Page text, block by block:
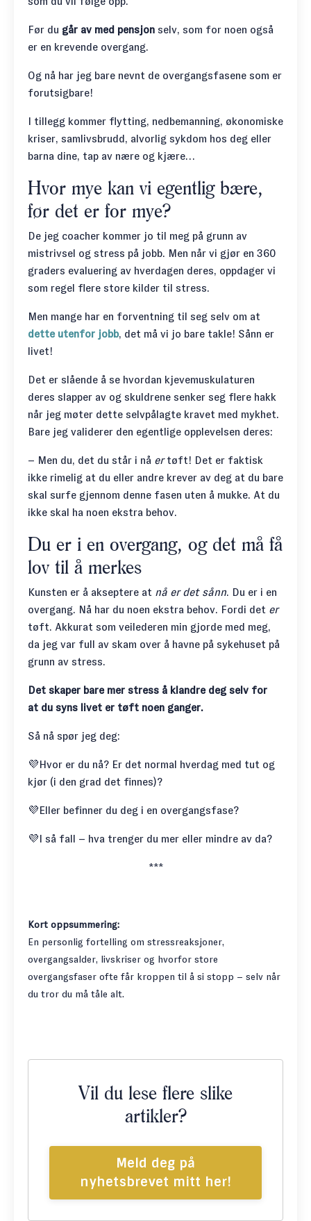
Før du går av med pensjon selv, som for noen også
er en krevende overgang.
Og nå har jeg bare nevnt de overgangsfasene som er
forutsigbare!
I tillegg kommer flytting, nedbemanning, økonomiske
kriser, samlivsbrudd, alvorlig sykdom hos deg eller
barna dine, tap av nære og kjære…
Hvor mye kan vi egentlig bære,
før det er for mye?
De jeg coacher kommer jo til meg på grunn av
mistrivsel og stress på jobb. Men når vi gjør en 360
graders evaluering av hverdagen deres, oppdager vi
som regel flere store kilder til stress.
Men mange har en forventning til seg selv om at
dette utenfor jobb, det må vi jo bare takle! Sånn er
livet!
Det er slående å se hvordan kjevemuskulaturen
deres slapper av og skuldrene senker seg flere hakk
når jeg møter dette selvpålagte kravet med mykhet.
Bare jeg validerer den egentlige opplevelsen deres:
– Men du, det du står i nå ertøft! Det er faktisk
ikke rimelig at du eller andre krever av deg at du bare
skal surfe gjennom denne fasen uten å mukke. At du
ikke skal ha noen ekstra behov.
Du er i en overgang, og det må få
lov til å merkes
Kunsten er å akseptere at nå er det sånn. Du er i en
overgang. Nå har du noen ekstra behov. Fordi det er
tøft. Akkurat som veilederen min gjorde med meg,
da jeg var full av skam over å havne på sykehuset på
grunn av stress.
Det skaper bare mer stress å klandre deg selv for
at du syns livet er tøft noen ganger.
Så nå spør jeg deg:
💜Hvor er du nå? Er det normal hverdag med tut og
kjør (i den grad det finnes)?
💜Eller befinner du deg i en overgangsfase?
💜I så fall – hva trenger du mer eller mindre av da?
***
Kort oppsummering:
En personlig fortelling om stressreaksjoner,
overgangsalder, livskriser og hvorfor store
overgangsfaser ofte får kroppen til å si stopp – selv når
du tror du må tåle alt.
Vil du lese flere slike
artikler?
Meld deg på
nyhetsbrevet mitt her!